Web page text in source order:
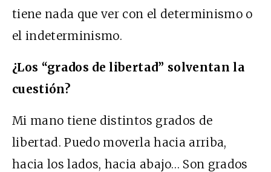
tiene nada que ver con el determinismo o
el indeterminismo.
¿Los “grados de libertad” solventan la
cuestión?
Mi mano tiene distintos grados de
libertad. Puedo moverla hacia arriba,
hacia los lados, hacia abajo… Son grados